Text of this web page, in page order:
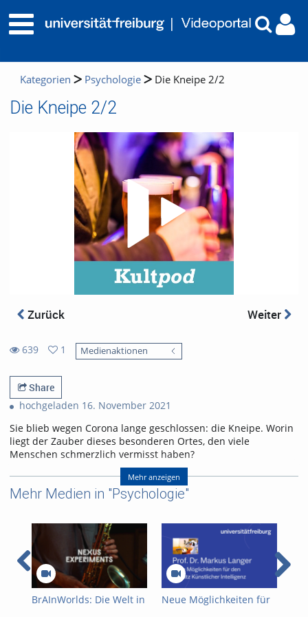
Kategorien Psychologie Die Kneipe 2/2
Die Kneipe 2/2
Zurück Weiter
639
views
1
favorites
Medienaktionen
Share
hochgeladen 16. November 2021
Sie blieb wegen Corona lange geschlossen: die Kneipe. Worin
liegt der Zauber dieses besonderen Ortes, den viele
Menschen schmerzlich vermisst haben?
Teil 2: gesellschaftliche Wechselspiele
Autor:Klaus Nerling
Jingle und technische Bearbeitung: Mostafa Daoud
Institut für Kulturanthropologie und Europäische Ethnologie
Freiburg
Bild: 453169, abrufbar unter:
https://pixabay.com/photos/bar-
caf%c3%a9-paris-bi%c3%a8re-coffee-beer-604633/
Mehr anzeigen
Mehr Medien in "Psychologie"
BrAInWorlds: Die Welt in
Neue Möglichkeiten für